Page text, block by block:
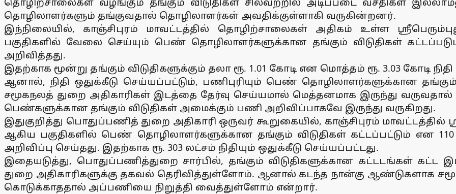
தொழிலாளர்களும் தங்குவதால் தொழிலாளர்கள் அவதிக்குள்ளாகி வருகின்றனர்.
இந்நிலையில், காஞ்சிபுரம் மாவட்டத்தில் தொழிற்சாலைகள் அதிகம் உள்ள
பகுதிகளில் வேலை செய்யும் பெண் தொழிலாளர்களுக்கான தங்கும் விடுதிகள்
அறிவித்தது.
இதற்காக மூன்று தங்கும் விடுதிகளுக்கும் தலா ரூ. 1.01 கோடி என மொத்தம் ரூ. 3.03 கோடி
ஆனால், நிதி ஒதுக்கீடு செய்யப்பட்டும், பணிபுரியும் பெண் தொழிலாளர்களுக்கான
சமூகநலத் துறை அதிகாரிகள் இடத்தை தேர்வு செய்யமால் மெத்தனமாக இருந்து
பெண்களுக்கான தங்கும் விடுதிகள் அமைக்கும் பணி அறிவிப்பாகவே இருந்து வருகிறது.
இதுகுறித்து பொதுப்பணித் துறை அதிகாரி ஒருவர் கூறுகையில், காஞ்சிபுரம்
ஆகிய பகுதிகளில் பெண் தொழிலாளர்களுக்கான தங்கும் விடுதிகள் கட்டப்பட்டும் என
அறிவிப்பு செய்தது. இதற்காக ரூ. 303 லட்சம் நிதியும் ஒதுக்கீடு செய்யப்பட்டது.
இதையடுத்து, பொதுப்பணித்துறை சார்பில், தங்கும் விடுதிகளுக்கான கட்டடங்கள் கட்ட
துறை அதிகாரிகளுக்கு தகவல் தெரிவித்துள்ளோம். ஆனால் கடந்த நான்கு ஆண்டுகளாக
கொடுக்காததால் அப்பணியை நிறுத்தி வைத்துள்ளோம் என்றார்.